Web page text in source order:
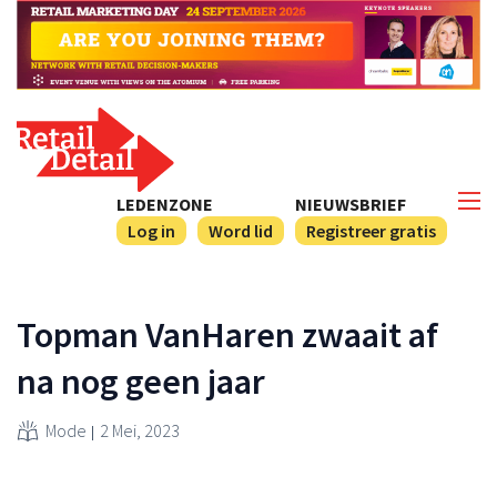
NIEUWSBRIEF
Registreer gratis
LEDENZONE
Log in
Word lid
Topman VanHaren zwaait af
na nog geen jaar
Mode 2 Mei, 2023